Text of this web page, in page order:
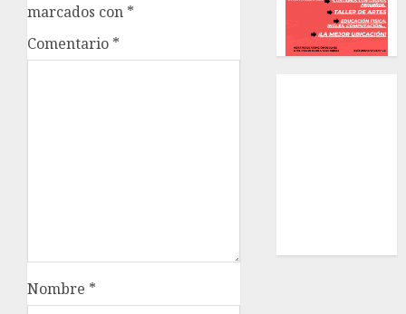
marcados con *
Comentario *
Nombre *